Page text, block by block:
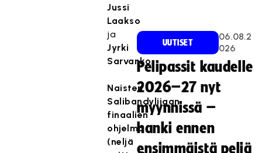
Jussi
Laakso
ja
Jyrki
Sarvanko.
Naisten
Salibandyliigan
finaalien
ohjelma
(neljä
UUTISET
06.08.2
026
Pelipassit kaudelle
2026–27 nyt
myynnissä –
hanki ennen
ensimmäistä peliä